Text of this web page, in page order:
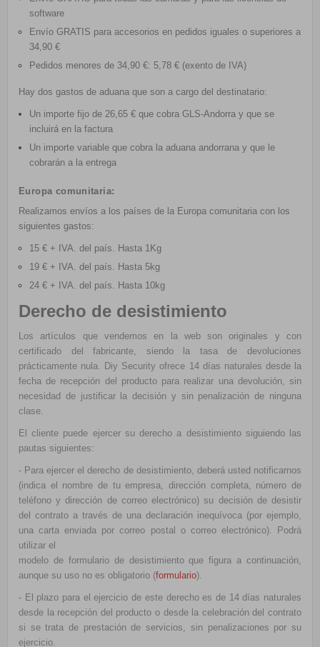
software
Envío GRATIS para accesorios en pedidos iguales o superiores a
34,90 €
Pedidos menores de 34,90 €: 5,78 € (exento de IVA)
Hay dos gastos de aduana que son a cargo del destinatario:
Un importe fijo de 26,65 € que cobra GLS-Andorra y que se
incluirá en la factura
Un importe variable que cobra la aduana andorrana y que le
cobrarán a la entrega
Europa comunitaria:
Realizamos envíos a los países de la Europa comunitaria con los
siguientes gastos:
15 € + IVA. del país. Hasta 1Kg
19 € + IVA. del país. Hasta 5kg
24 € + IVA. del país. Hasta 10kg
Derecho de desistimiento
Los artículos que vendemos en la web son originales y con
certificado del fabricante, siendo la tasa de devoluciones
prácticamente nula. Diy Security ofrece 14 días naturales desde la
fecha de recepción del producto para realizar una devolución, sin
necesidad de justificar la decisión y sin penalización de ninguna
clase.
El cliente puede ejercer su derecho a desistimiento siguiendo las
pautas siguientes:
- Para ejercer el derecho de desistimiento, deberá usted notificarnos
(indica el nombre de tu empresa, dirección completa, número de
teléfono y dirección de correo electrónico) su decisión de desistir
del contrato a través de una declaración inequívoca (por ejemplo,
una carta enviada por correo postal o correo electrónico). Podrá
utilizar el
modelo de formulario de desistimiento que figura a continuación,
aunque su uso no es obligatorio (formulario).
- El plazo para el ejercicio de este derecho es de 14 días naturales
desde la recepción del producto o desde la celebración del contrato
si se trata de prestación de servicios, sin penalizaciones por su
ejercicio.